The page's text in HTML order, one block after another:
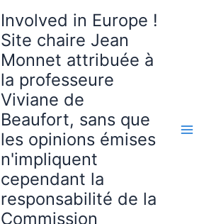
Involved in Europe !
Site chaire Jean
Monnet attribuée à
la professeure
Viviane de
Beaufort, sans que
les opinions émises
n'impliquent
cependant la
responsabilité de la
Commission